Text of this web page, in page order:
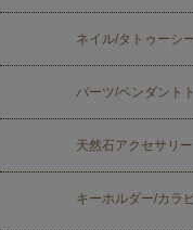
ネイル/タトゥーシ
パーツ/ペンダント
天然石アクセサリー
キーホルダー/カラ